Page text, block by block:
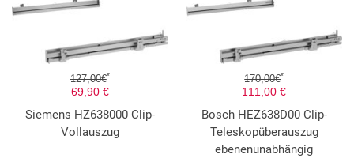
127,00€*
69,90 €
Siemens HZ638000 Clip-
Vollauszug
170,00€*
111,00 €
Bosch HEZ638D00 Clip-
Teleskopüberauszug
ebenenunabhängig